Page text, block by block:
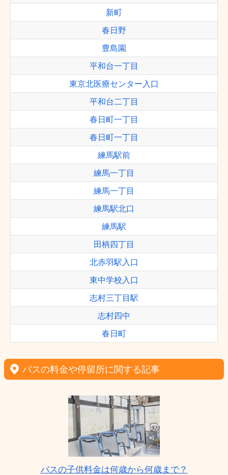
新町
春日野
豊島園
平和台一丁目
東京北医療センター入口
平和台二丁目
春日町一丁目
春日町一丁目
練馬駅前
練馬一丁目
練馬一丁目
練馬駅北口
練馬駅
田柄四丁目
北赤羽駅入口
東中学校入口
志村三丁目駅
志村四中
春日町
バスの料金や停留所に関する記事
バスの子供料金は何歳から何歳まで？